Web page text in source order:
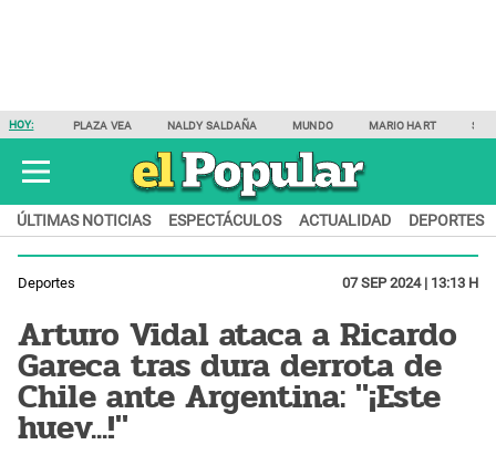
HOY: PLAZA VEA NALDY SALDAÑA MUNDO MARIO HART
ÚLTIMAS NOTICIAS ESPECTÁCULOS ACTUALIDAD DEPORTES
Deportes 07 SEP 2024 | 13:13 H
Arturo Vidal ataca a Ricardo
Gareca tras dura derrota de
Chile ante Argentina: "¡Este
huev...!"